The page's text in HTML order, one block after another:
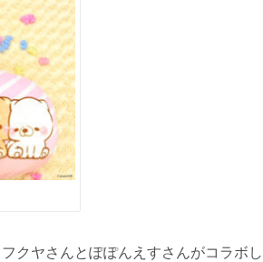
クヤさんとぽぽんえすさんがコラボし